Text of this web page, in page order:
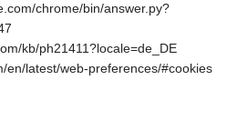
chrome/bin/answer.py?
kb/ph21411?locale=de_DE
en/latest/web-preferences/#cookies